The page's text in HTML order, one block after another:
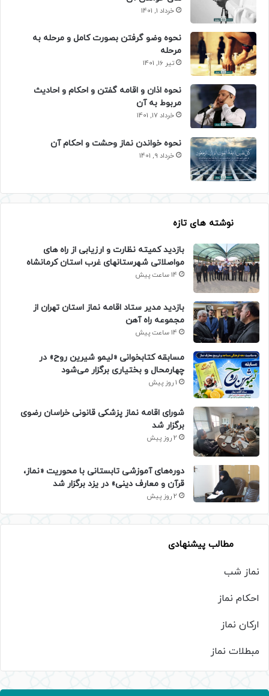
خرداد 1, 1401
نحوه وضو گرفتن بصورت کامل و مرحله به
مرحله
تیر 16, 1401
نحوه اذان و اقامه گفتن و احکام و احادیث
مربوط به آن
خرداد 17, 1401
نحوه خواندن نماز وحشت و احکام آن
خرداد 9, 1401
نوشته های تازه
بازدید کمیته نظارت و ارزیابی از راه های
مواصلاتی شهرستانهای غرب استان کرمانشاه
14 ساعت پیش
بازدید مدیر ستاد اقامه نماز استان تهران از
مجموعه راه آهن
14 ساعت پیش
مسابقه کتابخوانی «لیمو شیرین روح» در
چهارمحال و بختیاری برگزار می‌شود
1 روز پیش
شورای اقامه نماز پزشکی قانونی خراسان رضوی
برگزار شد
2 روز پیش
دوره‌های آموزشی تابستانی با محوریت «نماز،
قرآن و معارف دینی» در یزد برگزار شد
2 روز پیش
مطالب پیشنهادی
نماز شب
احکام نماز
ارکان نماز
مبطلات نماز